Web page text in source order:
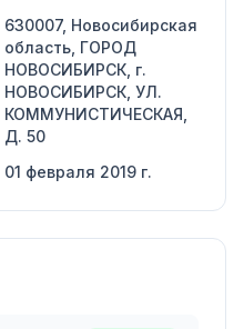
630007, Новосибирская
область, ГОРОД
НОВОСИБИРСК, г.
НОВОСИБИРСК, УЛ.
КОММУНИСТИЧЕСКАЯ,
Д. 50
01 февраля 2019 г.